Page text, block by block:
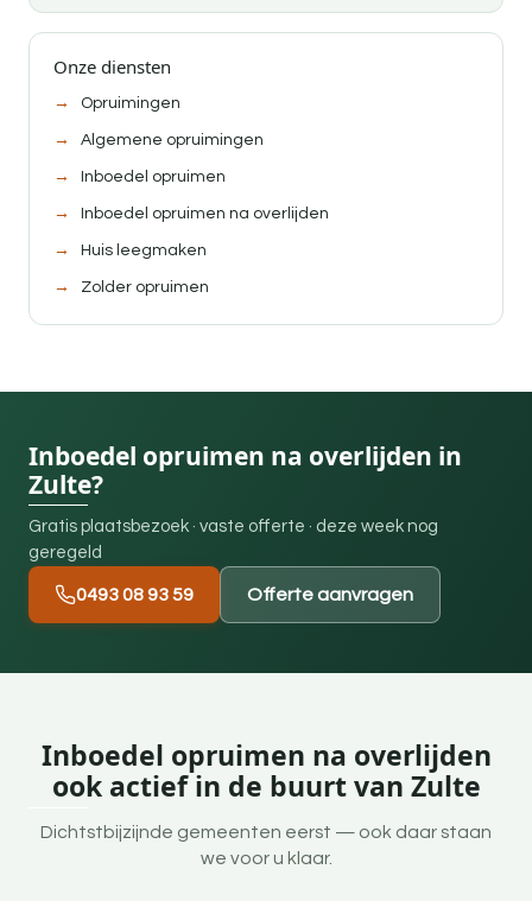
Onze diensten
Opruimingen
Algemene opruimingen
Inboedel opruimen
Inboedel opruimen na overlijden
Huis leegmaken
Zolder opruimen
Inboedel opruimen na overlijden in
Zulte?
Gratis plaatsbezoek · vaste offerte · deze week nog
geregeld
0493 08 93 59 Offerte aanvragen
Inboedel opruimen na overlijden
ook actief in de buurt van Zulte
Dichtstbijzijnde gemeenten eerst — ook daar staan
we voor u klaar.